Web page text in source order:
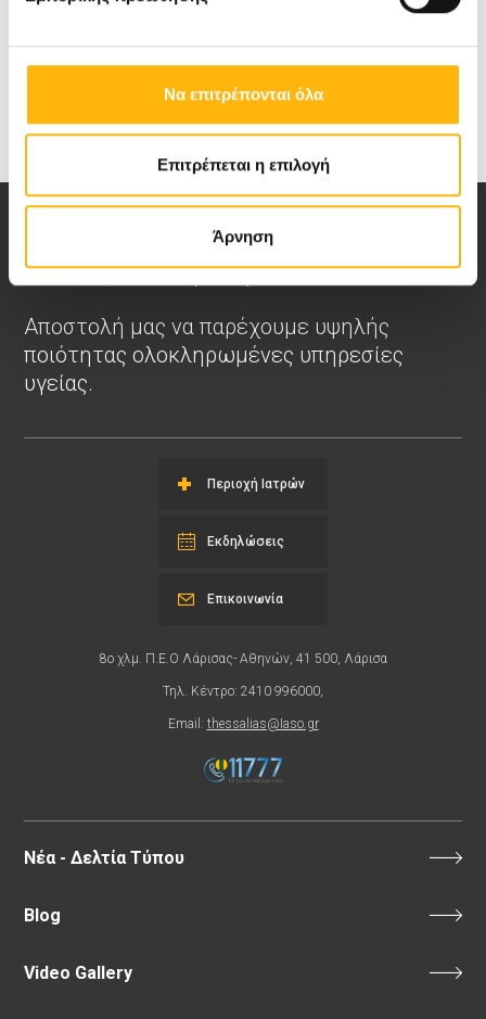
Να επιτρέπονται όλα
Επιτρέπεται η επιλογή
Άρνηση
των παιδιών σας
Αποστολή μας να παρέχουμε υψηλής
ποιότητας ολοκληρωμένες υπηρεσίες
υγείας.
Περιοχή Ιατρών
Εκδηλώσεις
8ο χλμ. Π.Ε.Ο Λάρισας- Αθηνών, 41 500, Λάρισα
Τηλ. Κέντρο: 2410 996000,
Email: thessalias@Iaso.gr
Επικοινωνία
Νέα - Δελτία Τύπου
Blog
Video Gallery